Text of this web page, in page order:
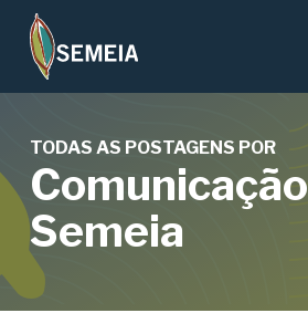
Skip
main
content
TODAS AS POSTAGENS POR
Comunicação
Semeia